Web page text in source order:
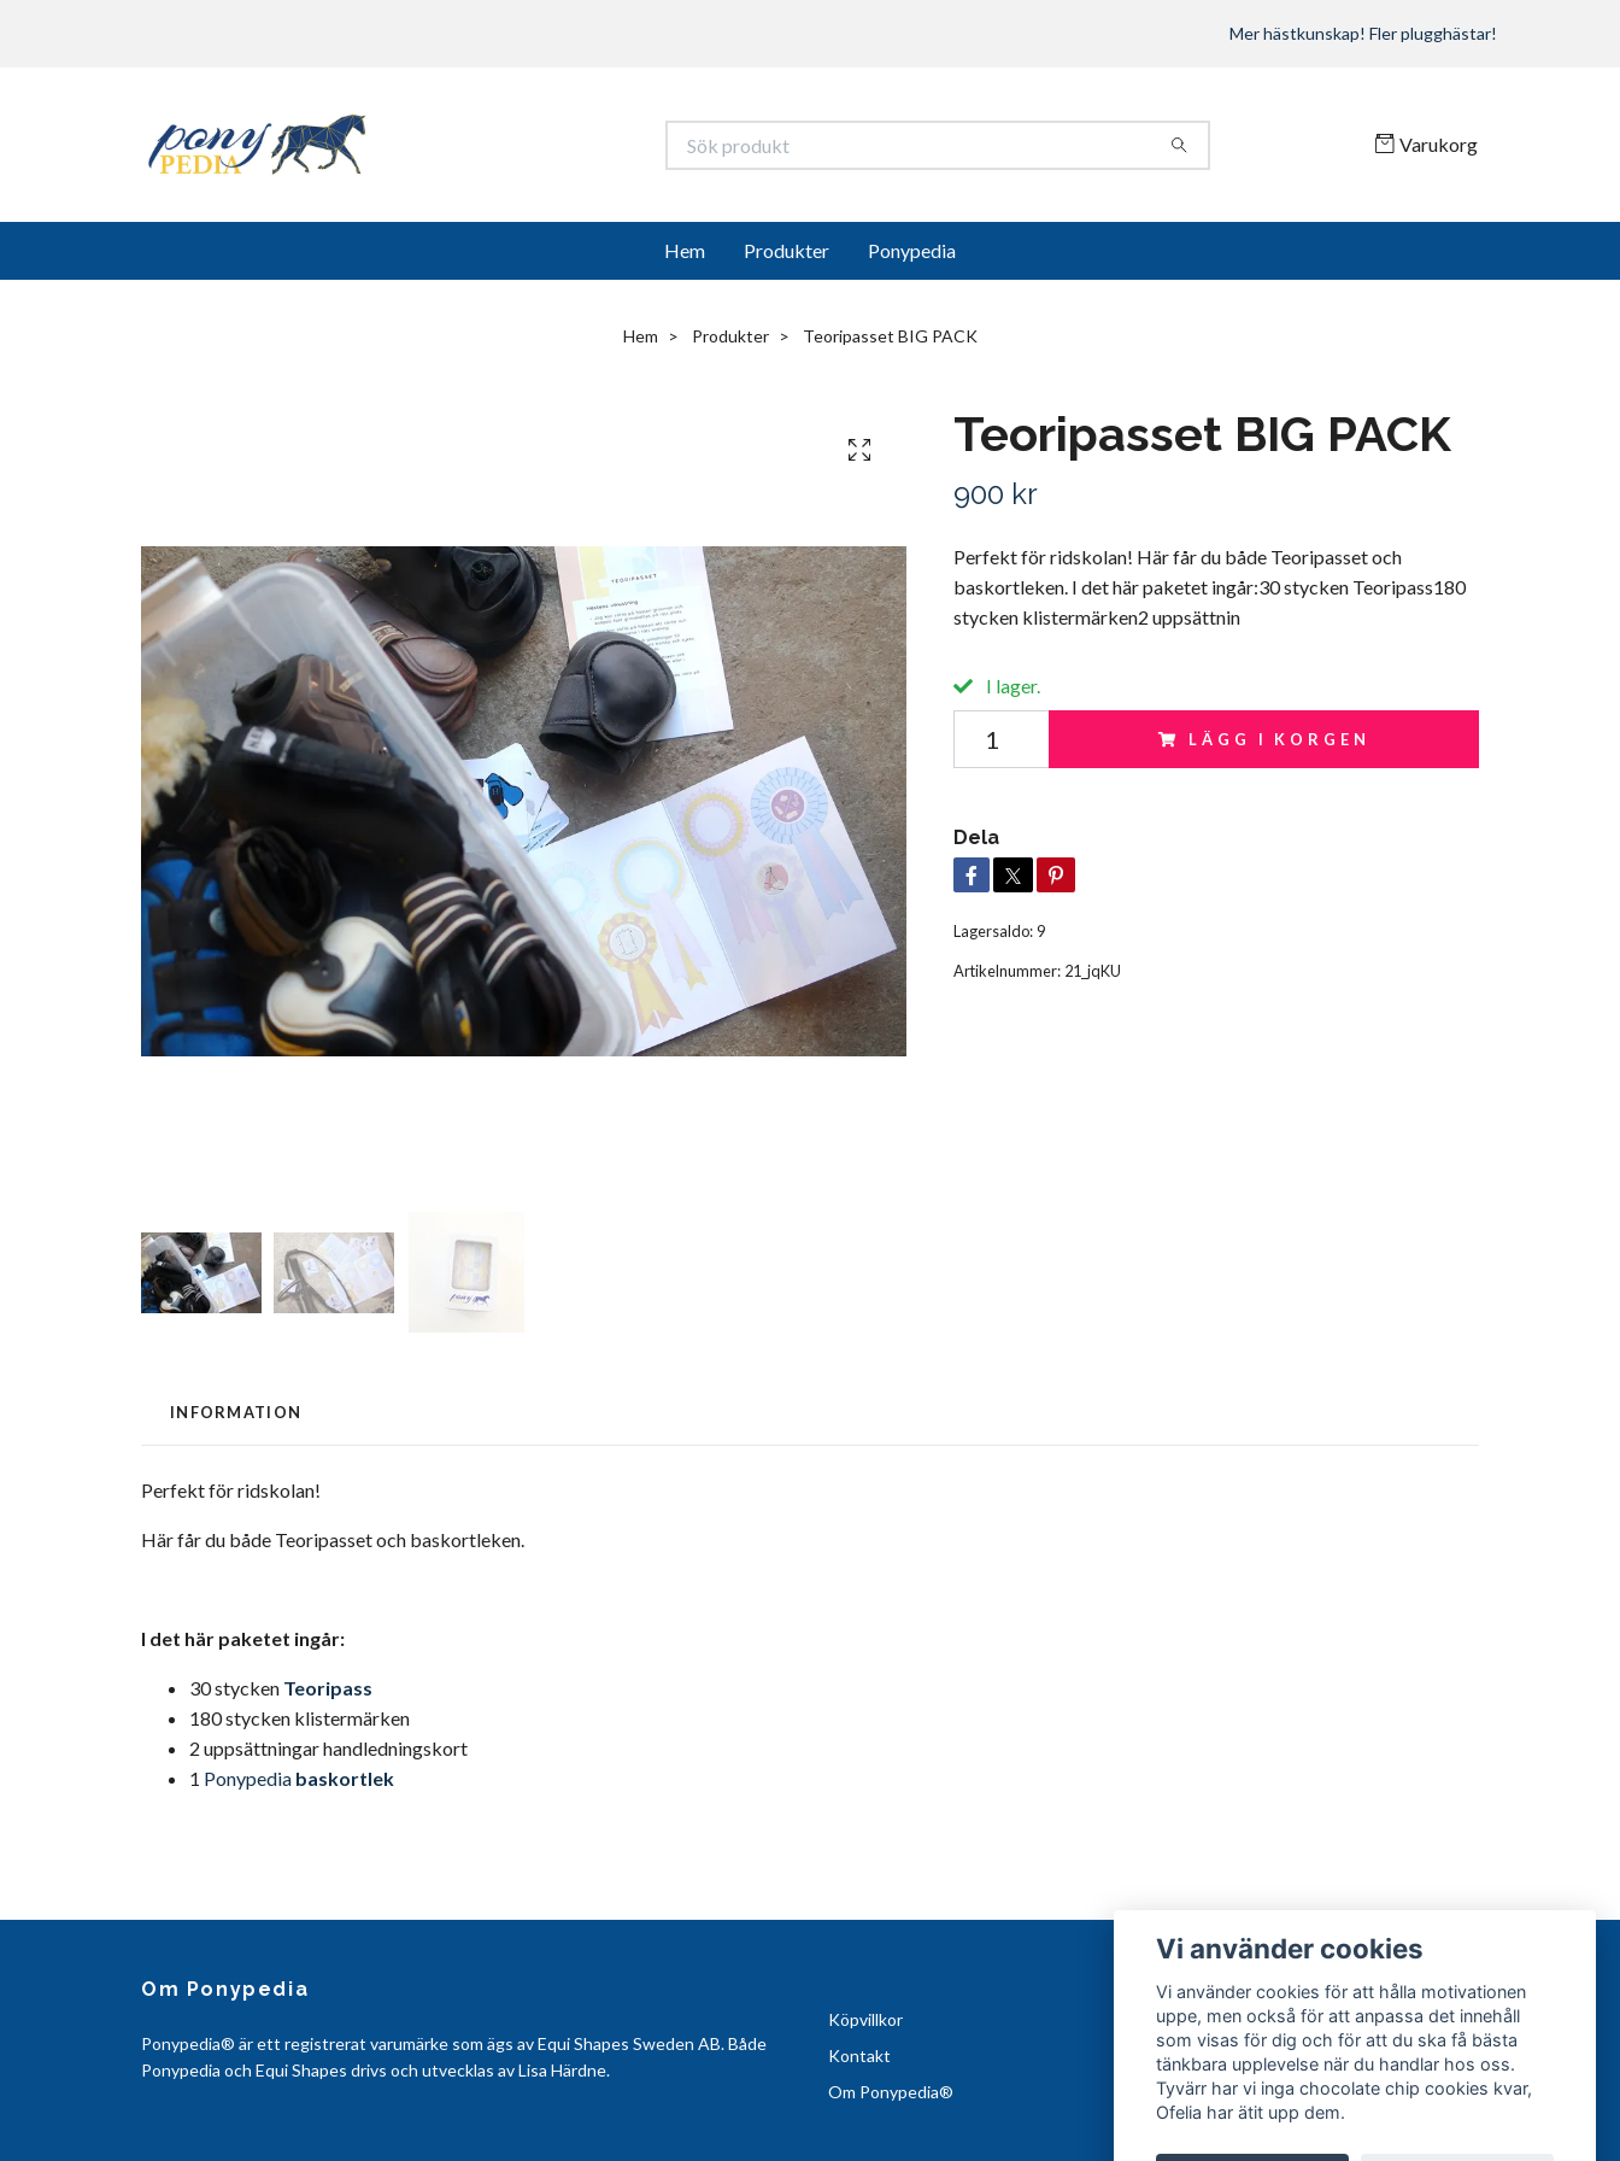
Mer hästkunskap! Fler plugghästar!
Varukorg
Hem Produkter Ponypedia
Hem Produkter Teoripasset BIG PACK
Teoripasset BIG PACK
900 kr
Perfekt för ridskolan! Här får du både Teoripasset och
baskortleken. I det här paketet ingår:30 stycken Teoripass180
stycken klistermärken2 uppsättnin
I lager.
LÄGG I KORGEN
Dela
Lagersaldo:9
Artikelnummer: 21_jqKU
INFORMATION
Perfekt för ridskolan!
Här får du både Teoripasset och baskortleken.
I det här paketet ingår:
30 stycken Teoripass
180 stycken klistermärken
2 uppsättningar handledningskort
1 Ponypedia baskortlek
Om Ponypedia
Ponypedia® är ett registrerat varumärke som ägs av Equi Shapes Sweden AB. Både
Ponypedia och Equi Shapes drivs och utvecklas av Lisa Härdne.
Köpvillkor
Kontakt
Om Ponypedia®
Vi använder cookies
Vi använder cookies för att hålla motivationen
uppe, men också för att anpassa det innehåll
som visas för dig och för att du ska få bästa
tänkbara upplevelse när du handlar hos oss.
Tyvärr har vi inga chocolate chip cookies kvar,
Ofelia har ätit upp dem.